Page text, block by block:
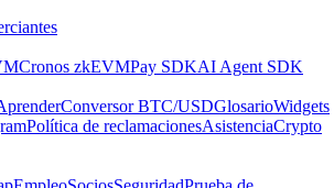
Cronos zkEVMPay SDKAI Agent SDK
Conversor BTC/USDGlosarioWidgets
Política de reclamacionesAsistenciaCrypto